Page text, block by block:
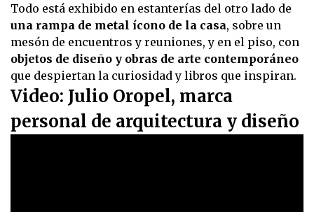
Todo está exhibido en estanterías del otro lado de
una rampa de metal ícono de la casa, sobre un
mesón de encuentros y reuniones, y en el piso, con
objetos de diseño y obras de arte contemporáneo
que despiertan la curiosidad y libros que inspiran.
Video: Julio Oropel, marca
personal de arquitectura y diseño